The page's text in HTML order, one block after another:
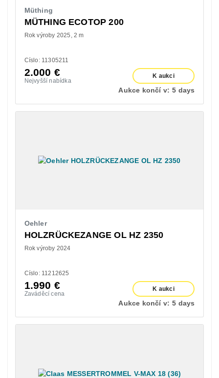
Müthing
MÜTHING ECOTOP 200
Rok výroby 2025 2 m
Císlo: 11305211
2.000 €
Nejvyšší nabídka
K aukci
Aukce končí v: 5 days
Oehler
HOLZRÜCKEZANGE OL HZ 2350
Rok výroby 2024
Císlo: 11212625
1.990 €
Zaváděcí cena
K aukci
Aukce končí v: 5 days